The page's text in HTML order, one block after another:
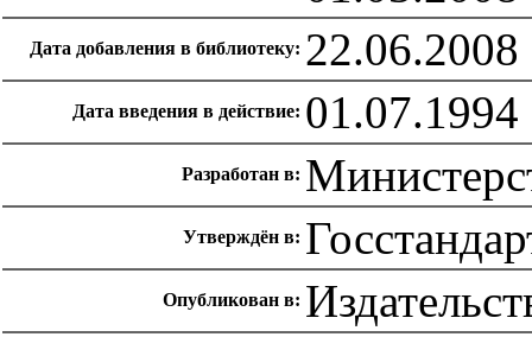
Дата добавления в библиотеку: 22.06.2008
Дата введения в действие: 01.07.1994
Разработан в:
Утверждён в:
Опубликован в: